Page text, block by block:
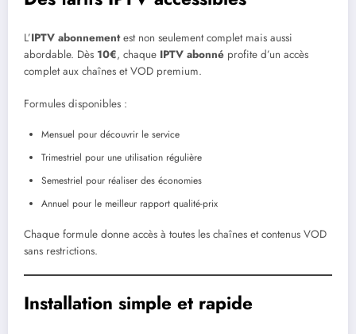
L’IPTV abonnementest non seulement complet mais aussi
abordable. Dès 10€, chaque IPTV abonné profite d’un accès
complet aux chaînes et VOD premium.
Formules disponibles :
Mensuel pour découvrir le service
Trimestriel pour une utilisation régulière
Semestriel pour réaliser des économies
Annuel pour le meilleur rapport qualité-prix
Chaque formule donne accès à toutes les chaînes et contenus VOD
sans restrictions.
Installation simple et rapide